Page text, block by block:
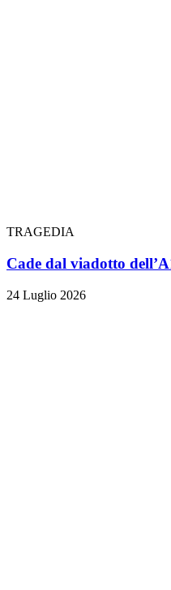
TRAGEDIA
Cade dal viadotto
24 Luglio 2026